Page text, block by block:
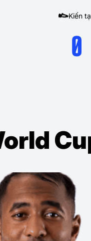
Kiến
0